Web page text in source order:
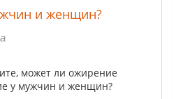
и женщин?
может ли ожирение
у мужчин и женщин?